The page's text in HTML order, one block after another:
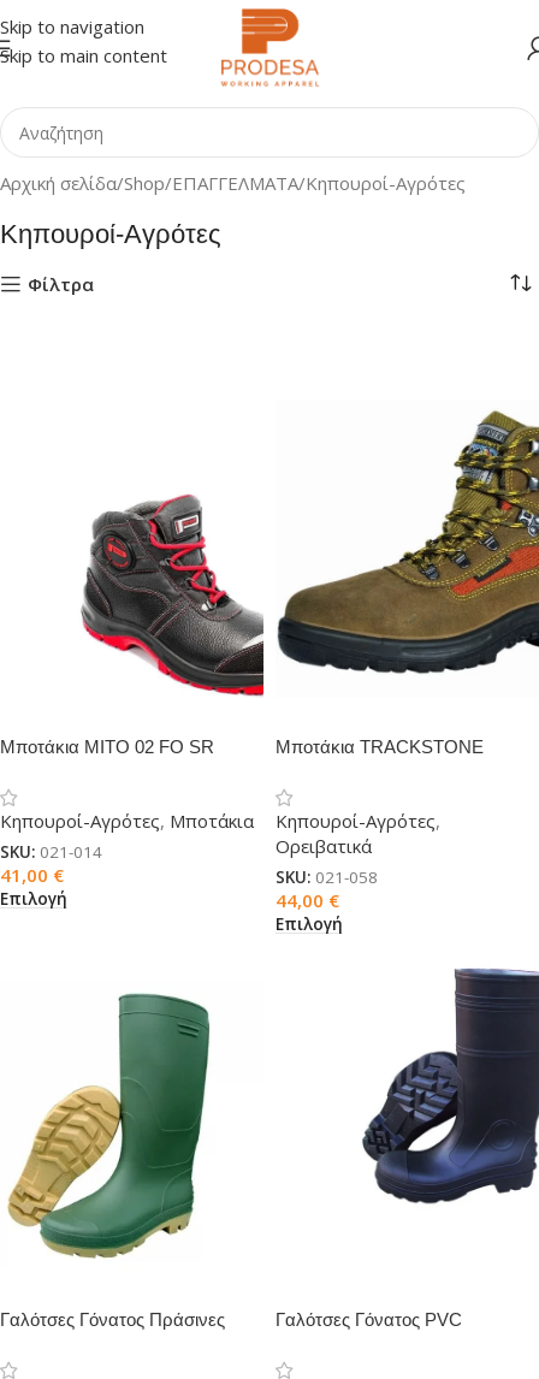
Skip to navigation
Skip to main content
Αρχική σελίδα Shop ΕΠΑΓΓΕΛΜΑΤΑ Κηπουροί-Αγρότες
Κηπουροί-Αγρότες
Φίλτρα
Μποτάκια MITO 02 FO SR
Κηπουροί-Αγρότες, Μποτάκια
SKU: 021-014
41,00 €
Επιλογή
Μποτάκια TRACKSTONE
Κηπουροί-Αγρότες,
Ορειβατικά
SKU: 021-058
44,00 €
Επιλογή
Γαλότσες Γόνατος Πράσινες
Γαλότσες Γόνατος PVC